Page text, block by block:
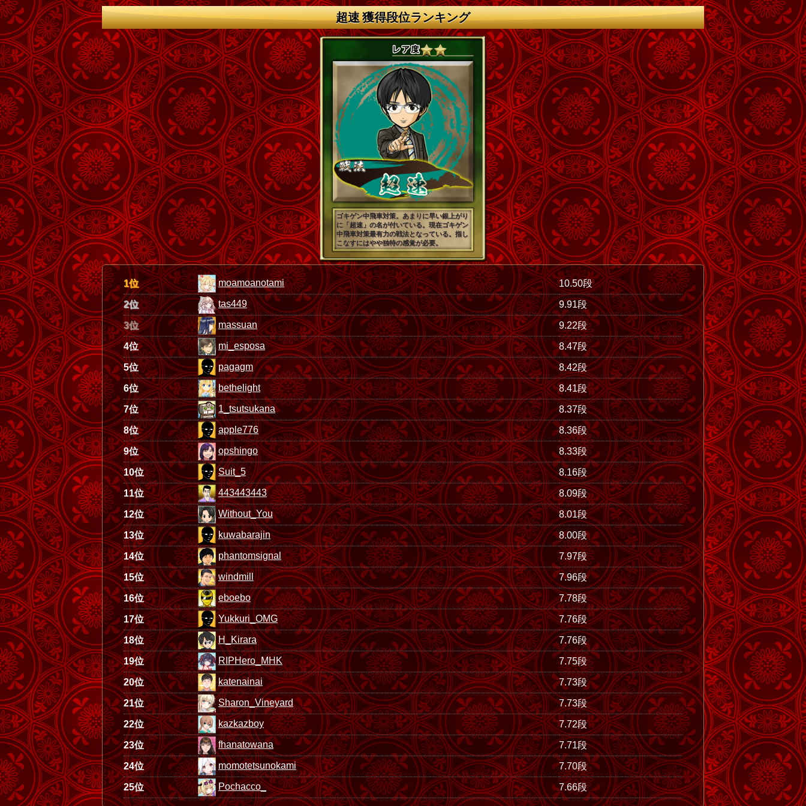
超速 獲得段位ランキング
ゴキゲン中飛車対策。あまりに早い銀上がり
に「超速」の名が付いている。現在ゴキゲン
中飛車対策最有力の戦法となっている。指し
こなすにはやや独特の感覚が必要。
1位 moamoanotami 10.50段
2位 tas449 9.91段
3位 massuan 9.22段
4位 mi_esposa 8.47段
5位 pagagm 8.42段
6位 bethelight 8.41段
7位 1_tsutsukana 8.37段
8位 apple776 8.36段
9位 opshingo 8.33段
10位 Suit_5 8.16段
11位 443443443 8.09段
12位 Without_You 8.01段
13位 kuwabarajin 8.00段
14位 phantomsignal 7.97段
15位 windmill 7.96段
16位 eboebo 7.78段
17位 Yukkuri_OMG 7.76段
18位 H_Kirara 7.76段
19位 RIPHero_MHK 7.75段
20位 katenainai 7.73段
21位 Sharon_Vineyard 7.73段
22位 kazkazboy 7.72段
23位 fhanatowana 7.71段
24位 momotetsunokami 7.70段
25位 Pochacco_ 7.66段